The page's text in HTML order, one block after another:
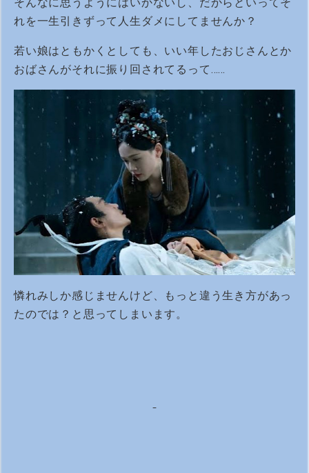
れを一生引きずって人生ダメにしてませんか？
若い娘はともかくとしても、いい年したおじさんとか
おばさんがそれに振り回されてるって……
憐れみしか感じませんけど、もっと違う生き方があっ
たのでは？と思ってしまいます。